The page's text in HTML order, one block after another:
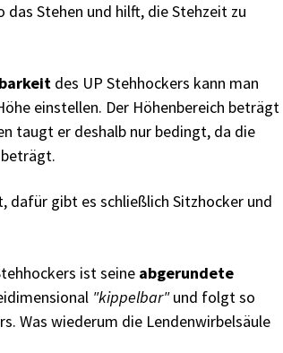
Stehen und hilft, die Stehzeit zu
des UP Stehhockers kann man
einstellen. Der Höhenbereich beträgt
taugt er deshalb nur bedingt, da die
dafür gibt es schließlich Sitzhocker und
ist seine abgerundete
"kippelbar"und folgt so
Was wiederum die Lendenwirbelsäule